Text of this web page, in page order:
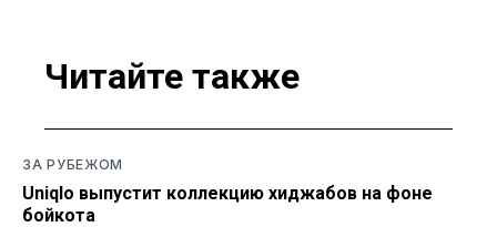
Читайте также
ЗА РУБЕЖОМ
Uniqlo выпустит коллекцию хиджабов на фоне
бойкота